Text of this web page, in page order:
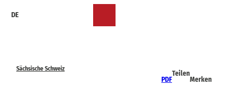
DE
Sächsische Schweiz
PDF
Teilen
Merken